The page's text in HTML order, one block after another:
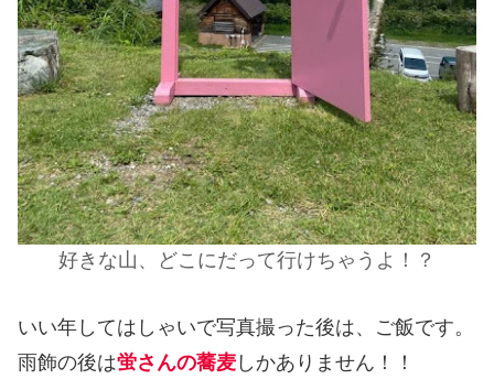
好きな山、どこにだって行けちゃうよ！？
いい年してはしゃいで写真撮った後は、ご飯です。
雨飾の後は蛍さんの蕎麦 しかありません！！